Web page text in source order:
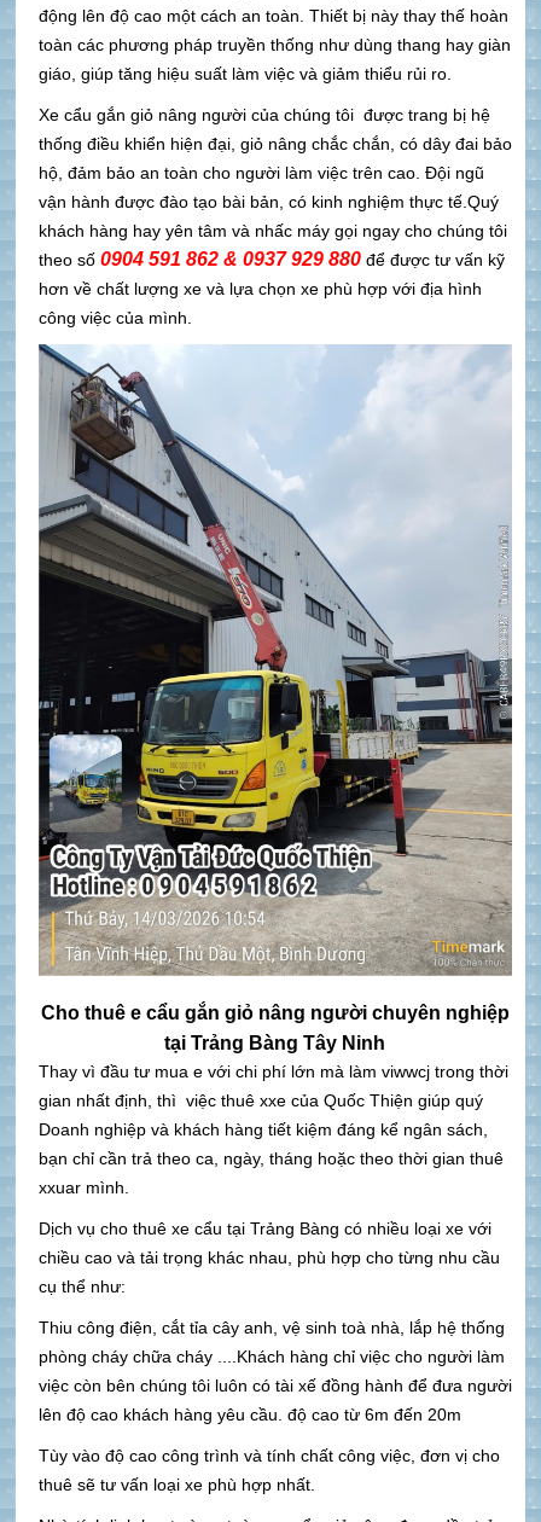
động lên độ cao một cách an toàn. Thiết bị này thay thế hoàn
toàn các phương pháp truyền thống như dùng thang hay giàn
giáo, giúp tăng hiệu suất làm việc và giảm thiểu rủi ro.
Xe cẩu gắn giỏ nâng người của chúng tôi được trang bị hệ
thống điều khiển hiện đại, giỏ nâng chắc chắn, có dây đai bảo
hộ, đảm bảo an toàn cho người làm việc trên cao. Đội ngũ
vận hành được đào tạo bài bản, có kinh nghiệm thực tế.Quý
khách hàng hay yên tâm và nhấc máy gọi ngay cho chúng tôi
theo số 0904 591 862 & 0937 929 880 để được tư vấn kỹ
hơn về chất lượng xe và lựa chọn xe phù hợp với địa hình
công việc của mình.
Cho thuê e cẩu gắn giỏ nâng người chuyên nghiệp
tại Trảng Bàng Tây Ninh
Thay vì đầu tư mua e với chi phí lớn mà làm viwwcj trong thời
gian nhất định, thì việc thuê xxe của Quốc Thiện giúp quý
Doanh nghiệp và khách hàng tiết kiệm đáng kể ngân sách,
bạn chỉ cần trả theo ca, ngày, tháng hoặc theo thời gian thuê
xxuar mình.
Dịch vụ cho thuê xe cẩu tại Trảng Bàng có nhiều loại xe với
chiều cao và tải trọng khác nhau, phù hợp cho từng nhu cầu
cụ thể như:
Thiu công điện, cắt tỉa cây anh, vệ sinh toà nhà, lắp hệ thống
phòng cháy chữa cháy ....Khách hàng chỉ việc cho người làm
việc còn bên chúng tôi luôn có tài xế đồng hành để đưa người
lên độ cao khách hàng yêu cầu. độ cao từ 6m đến 20m
Tùy vào độ cao công trình và tính chất công việc, đơn vị cho
thuê sẽ tư vấn loại xe phù hợp nhất.